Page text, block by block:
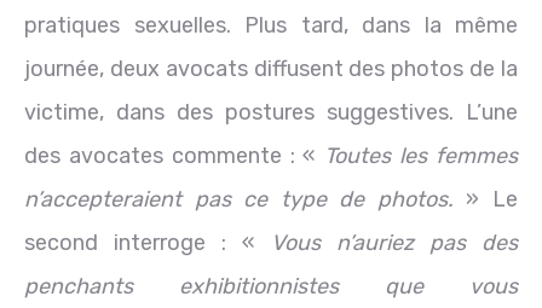
pratiques sexuelles. Plus tard, dans la même
journée, deux avocats diffusent des photos de la
victime, dans des postures suggestives. L’une
des avocates commente : « Toutes les femmes
n’accepteraient pas ce type de photos. » Le
second interroge : «
Vous n’auriez pas des
penchants exhibitionnistes que vous